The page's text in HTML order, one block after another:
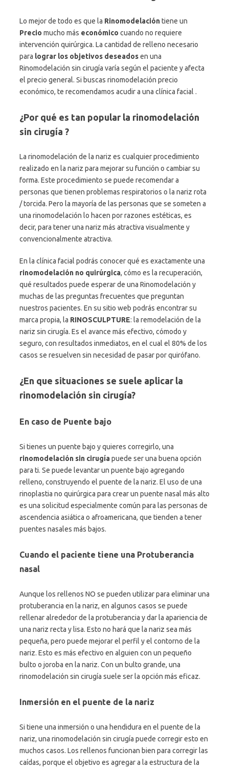
Lo mejor de todo es que la Rinomodelacióntiene un
Precio mucho más económico cuando no requiere
intervención quirúrgica. La cantidad de relleno necesario
para lograr los objetivos deseadosen una
Rinomodelación sin cirugía varía según el paciente y afecta
el precio general. Si buscas rinomodelación precio
económico, te recomendamos acudir a una clínica facial .
¿Por qué es tan popular la rinomodelación
sin cirugía ?
La rinomodelación de la nariz es cualquier procedimiento
realizado en la nariz para mejorar su función o cambiar su
forma. Este procedimiento se puede recomendar a
personas que tienen problemas respiratorios o la nariz rota
/ torcida. Pero la mayoría de las personas que se someten a
una rinomodelación lo hacen por razones estéticas, es
decir, para tener una nariz más atractiva visualmente y
convencionalmente atractiva.
En la clínica facial podrás conocer qué es exactamente una
rinomodelación no quirúrgica, cómo es la recuperación,
qué resultados puede esperar de una Rinomodelación y
muchas de las preguntas frecuentes que preguntan
nuestros pacientes. En su sitio web podrás encontrar su
marca propia, la RINOSCULPTURE: la remodelación de la
nariz sin cirugía. Es el avance más efectivo, cómodo y
seguro, con resultados inmediatos, en el cual el 80% de los
casos se resuelven sin necesidad de pasar por quirófano.
¿En que situaciones se suele aplicar la
rinomodelación sin cirugía?
En caso de Puente bajo
Si tienes un puente bajo y quieres corregirlo, una
rinomodelación sin cirugíapuede ser una buena opción
para ti. Se puede levantar un puente bajo agregando
relleno, construyendo el puente de la nariz. El uso de una
rinoplastia no quirúrgica para crear un puente nasal más alto
es una solicitud especialmente común para las personas de
ascendencia asiática o afroamericana, que tienden a tener
puentes nasales más bajos.
Cuando el paciente tiene una Protuberancia
nasal
Aunque los rellenos NO se pueden utilizar para eliminar una
protuberancia en la nariz, en algunos casos se puede
rellenar alrededor de la protuberancia y dar la apariencia de
una nariz recta y lisa. Esto no hará que la nariz sea más
pequeña, pero puede mejorar el perfil y el contorno de la
nariz. Esto es más efectivo en alguien con un pequeño
bulto o joroba en la nariz. Con un bulto grande, una
rinomodelación sin cirugía suele ser la opción más eficaz.
Inmersión en el puente de la nariz
Si tiene una inmersión o una hendidura en el puente de la
nariz, una rinomodelación sin cirugía puede corregir esto en
muchos casos. Los rellenos funcionan bien para corregir las
caídas, porque el objetivo es agregar a la estructura de la